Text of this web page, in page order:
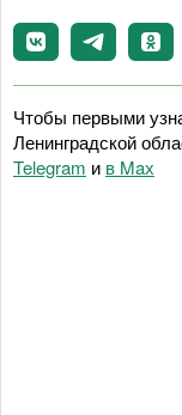
Чтобы первыми
Ленинградской
Telegram и в Maх